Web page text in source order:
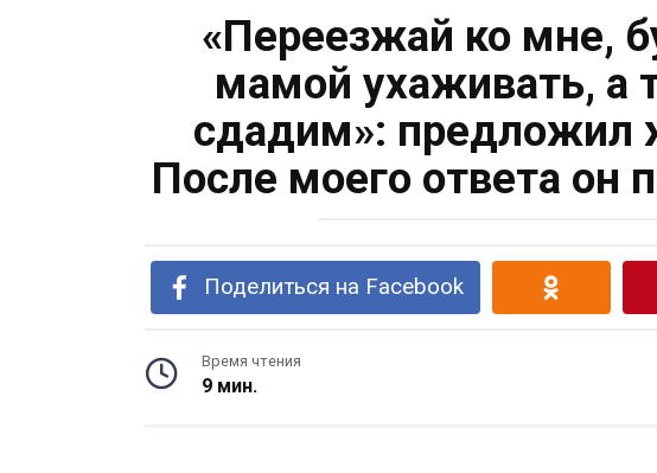
«Переезжай ко мне,
мамой ухаживать, а
сдадим»: предложил
После моего ответа он
Поделиться на Facebook
Время чтения
9 мин.